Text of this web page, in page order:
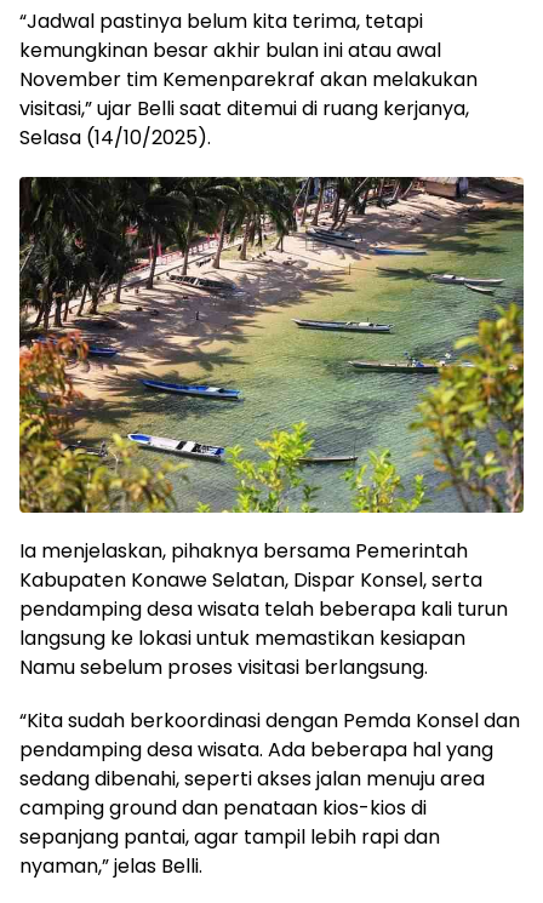
“Jadwal pastinya belum kita terima, tetapi
kemungkinan besar akhir bulan ini atau awal
November tim Kemenparekraf akan melakukan
visitasi,” ujar Belli saat ditemui di ruang kerjanya,
Selasa (14/10/2025).
Ia menjelaskan, pihaknya bersama Pemerintah
Kabupaten Konawe Selatan, Dispar Konsel, serta
pendamping desa wisata telah beberapa kali turun
langsung ke lokasi untuk memastikan kesiapan
Namu sebelum proses visitasi berlangsung.
“Kita sudah berkoordinasi dengan Pemda Konsel dan
pendamping desa wisata. Ada beberapa hal yang
sedang dibenahi, seperti akses jalan menuju area
camping ground dan penataan kios-kios di
sepanjang pantai, agar tampil lebih rapi dan
nyaman,” jelas Belli.